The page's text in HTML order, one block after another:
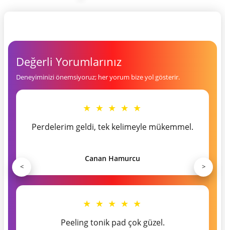
Değerli Yorumlarınız
Deneyiminizi önemsiyoruz; her yorum bize yol gösterir.
★ ★ ★ ★ ★
Perdelerim geldi, tek kelimeyle mükemmel.
Canan Hamurcu
★ ★ ★ ★ ★
Peeling tonik pad çok güzel.
< >